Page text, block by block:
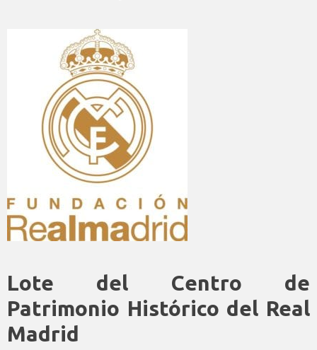
Lote del Centro de
Patrimonio Histórico del Real
Madrid